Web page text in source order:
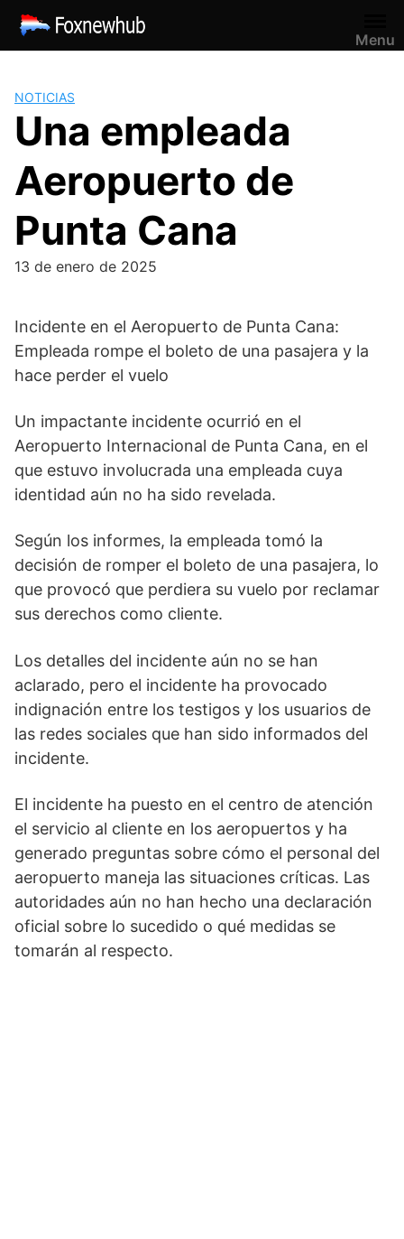
Saltar
contenido
Menu
NOTICIAS
Una empleada
Aeropuerto de
Punta Cana
13 de enero de 2025
Incidente en el Aeropuerto de Punta Cana:
Empleada rompe el boleto de una pasajera y la
hace perder el vuelo
Un impactante incidente ocurrió en el
Aeropuerto Internacional de Punta Cana, en el
que estuvo involucrada una empleada cuya
identidad aún no ha sido revelada.
Según los informes, la empleada tomó la
decisión de romper el boleto de una pasajera, lo
que provocó que perdiera su vuelo por reclamar
sus derechos como cliente.
Los detalles del incidente aún no se han
aclarado, pero el incidente ha provocado
indignación entre los testigos y los usuarios de
las redes sociales que han sido informados del
incidente.
El incidente ha puesto en el centro de atención
el servicio al cliente en los aeropuertos y ha
generado preguntas sobre cómo el personal del
aeropuerto maneja las situaciones críticas. Las
autoridades aún no han hecho una declaración
oficial sobre lo sucedido o qué medidas se
tomarán al respecto.